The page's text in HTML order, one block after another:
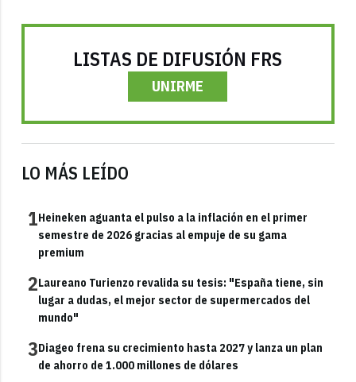
LISTAS DE DIFUSIÓN FRS
UNIRME
LO MÁS LEÍDO
1Heineken aguanta el pulso a la inflación en el primer
semestre de 2026 gracias al empuje de su gama
premium
2Laureano Turienzo revalida su tesis: "España tiene, sin
lugar a dudas, el mejor sector de supermercados del
mundo"
3Diageo frena su crecimiento hasta 2027 y lanza un plan
de ahorro de 1.000 millones de dólares